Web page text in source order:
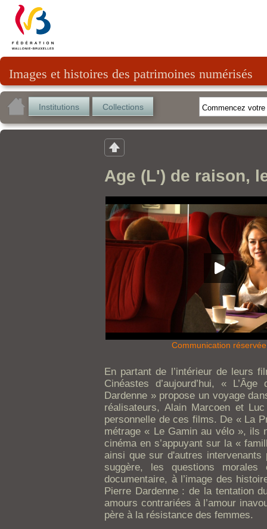
Images et histoires des patrimoines numérisés
Institutions Collections
Age (L') de raison,
Communication réservée
En partant de l’intérieur de leurs
Cinéastes d’aujourd’hui, «
Dardenne » propose un voyage
réalisateurs, Alain Marcoen et
personnelle de ces films. De « La
métrage « Le Gamin au vélo », ils
cinéma en s’appuyant sur la «
ainsi que sur d'autres
suggère, les questions
documentaire, à l’image des
Pierre Dardenne : de la tentation
amours contrariées à l’amour
père à la résistance des femmes.